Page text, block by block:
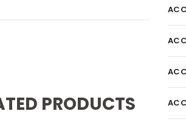
PRODUCTS